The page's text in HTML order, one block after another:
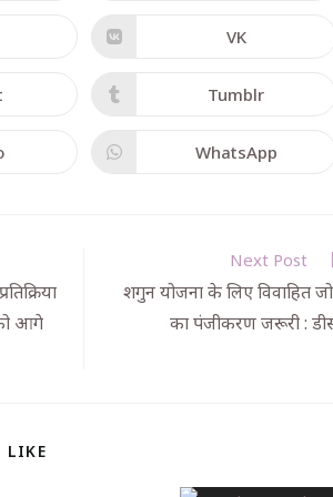
VK
Tumblr
WhatsApp
आगे
Next Post
शगुन योजना के लिए विवाहित
का पंजीकरण जरूरी :
LIKE